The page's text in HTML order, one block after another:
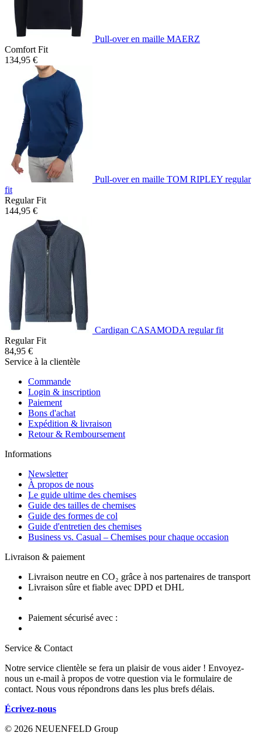
Pull-over en maille MAERZ
Comfort Fit
134,95 €
Pull-over en maille TOM RIPLEY regular
fit
Regular Fit
144,95 €
Cardigan CASAMODA regular fit
Regular Fit
84,95 €
Service à la clientèle
Commande
Login & inscription
Paiement
Bons d'achat
Expédition & livraison
Retour & Remboursement
Informations
Newsletter
À propos de nous
Le guide ultime des chemises
Guide des tailles de chemises
Guide des formes de col
Guide d'entretien des chemises
Business vs. Casual – Chemises pour chaque occasion
Livraison & paiement
Livraison neutre en CO₂ grâce à nos partenaires de transport
Livraison sûre et fiable avec DPD et DHL
Paiement sécurisé avec :
Service & Contact
Notre service clientèle se fera un plaisir de vous aider ! Envoyez-
nous un e-mail à propos de votre question via le formulaire de
contact. Nous vous répondrons dans les plus brefs délais.
Écrivez-nous
© 2026 NEUENFELD Group